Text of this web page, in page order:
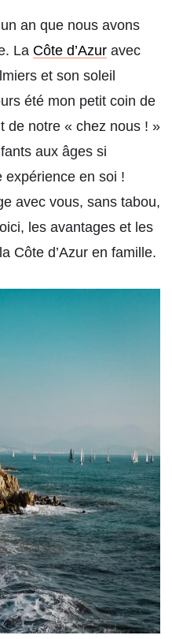
an que nous avons
La Côte d’Azur avec
et son soleil
été mon petit coin de
de notre « chez nous ! »
aux âges si
expérience en soi !
avec vous, sans tabou,
les avantages et les
Côte d’Azur en famille.